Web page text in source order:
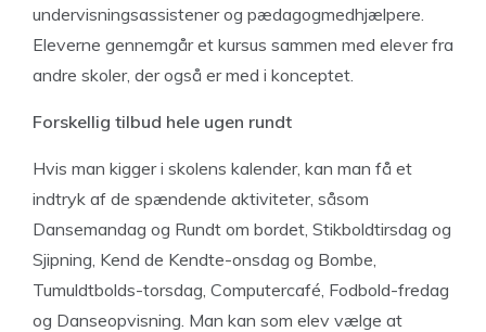
undervisningsassistener og pædagogmedhjælpere.
Eleverne gennemgår et kursus sammen med elever fra
andre skoler, der også er med i konceptet.
Forskellig tilbud hele ugen rundt
Hvis man kigger i skolens kalender, kan man få et
indtryk af de spændende aktiviteter, såsom
Dansemandag og Rundt om bordet, Stikboldtirsdag og
Sjipning, Kend de Kendte-onsdag og Bombe,
Tumuldtbolds-torsdag, Computercafé, Fodbold-fredag
og Danseopvisning. Man kan som elev vælge at